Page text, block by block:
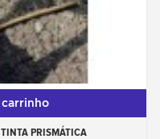
PRISMÁTICA